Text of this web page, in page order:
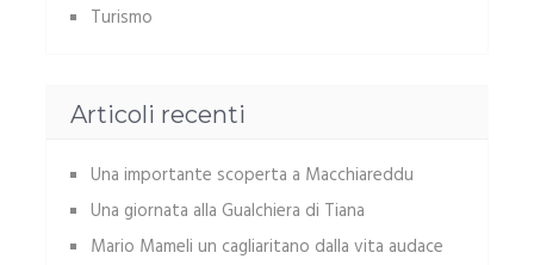
Turismo
Articoli recenti
Una importante scoperta a Macchiareddu
Una giornata alla Gualchiera di Tiana
Mario Mameli un cagliaritano dalla vita audace